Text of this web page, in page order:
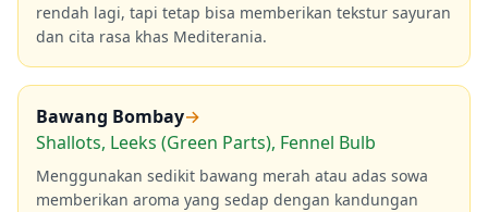
rendah lagi, tapi tetap bisa memberikan tekstur sayuran
dan cita rasa khas Mediterania.
Bawang Bombay→
Shallots, Leeks (Green Parts), Fennel Bulb
Menggunakan sedikit bawang merah atau adas sowa
memberikan aroma yang sedap dengan kandungan